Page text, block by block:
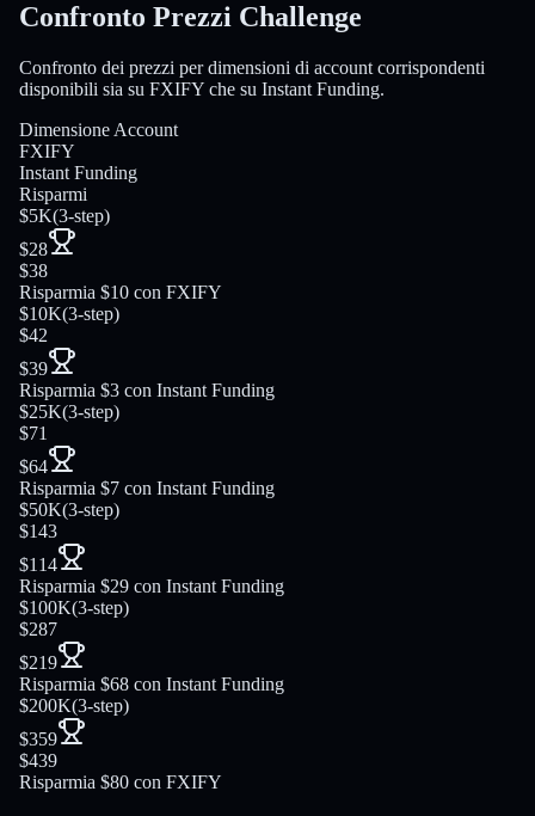
Confronto Prezzi Challenge
Confronto dei prezzi per dimensioni di account corrispondenti
disponibili sia su FXIFY che su Instant Funding.
Dimensione Account
FXIFY
Instant Funding
Risparmi
$5K(3-step)
$28
$38
Risparmia $10 con FXIFY
$10K(3-step)
$42
$39
Risparmia $3 con Instant Funding
$25K(3-step)
$71
$64
Risparmia $7 con Instant Funding
$50K(3-step)
$143
$114
Risparmia $29 con Instant Funding
$100K(3-step)
$287
$219
Risparmia $68 con Instant Funding
$200K(3-step)
$359
$439
Risparmia $80 con FXIFY